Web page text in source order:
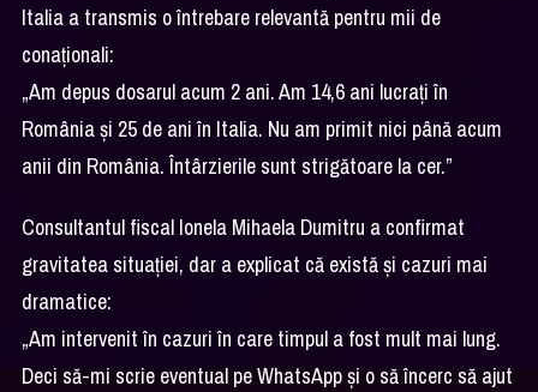
Italia a transmis o întrebare relevantă pentru mii de
conaționali:
„Am depus dosarul acum 2 ani. Am 14,6 ani lucrați în
România și 25 de ani în Italia. Nu am primit nici până acum
anii din România. Întârzierile sunt strigătoare la cer.”
Consultantul fiscal Ionela Mihaela Dumitru a confirmat
gravitatea situației, dar a explicat că există și cazuri mai
dramatice:
„Am intervenit în cazuri în care timpul a fost mult mai lung.
Deci să-mi scrie eventual pe WhatsApp și o să încerc să ajut